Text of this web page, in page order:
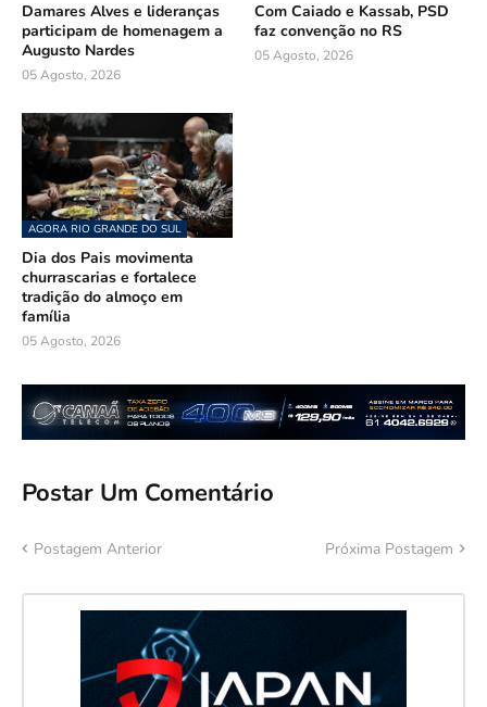
Damares Alves e lideranças
participam de homenagem a
Augusto Nardes
05 Agosto, 2026
Com Caiado e Kassab, PSD
faz convenção no RS
05 Agosto, 2026
AGORA RIO GRANDE DO SUL
Dia dos Pais movimenta
churrascarias e fortalece
tradição do almoço em
família
05 Agosto, 2026
Postar Um Comentário
Postagem Anterior Próxima Postagem